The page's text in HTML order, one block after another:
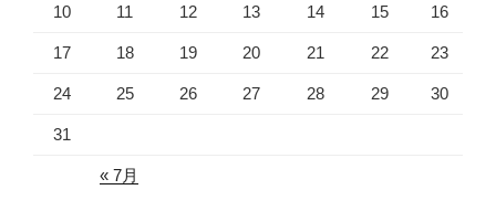
10 11 12 13 14 15 16
17 18 19 20 21 22 23
24 25 26 27 28 29 30
31
« 7月